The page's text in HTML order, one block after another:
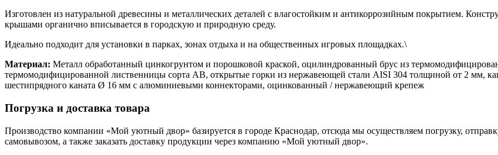
Изготовлен из натуральной древесины и металлических деталей с влагостойким и антикоррозийным покрытием.
крышами органично вписывается в городскую и природную среду.
Идеально подходит для установки в парках, зонах отдыха и на общественных игровых площадках.\
Материал: Металл обработанный цинкогрунтом и порошковой краской, оцилиндрованный брус из
термомодифицированной лиственницы сорта АВ, открытые горки из нержавеющей стали AISI 304 толщиной от 2 мм,
шестипрядного каната Ø 16 мм с алюминиевыми коннекторами, оцинкованный / нержавеющий крепеж
Погрузка и доставка товара
Производство компании «Мой уютный двор» базируется в городе Краснодар, отсюда мы осуществляем погрузку,
самовывозом, а также заказать доставку продукции через компанию «Мой уютный двор».